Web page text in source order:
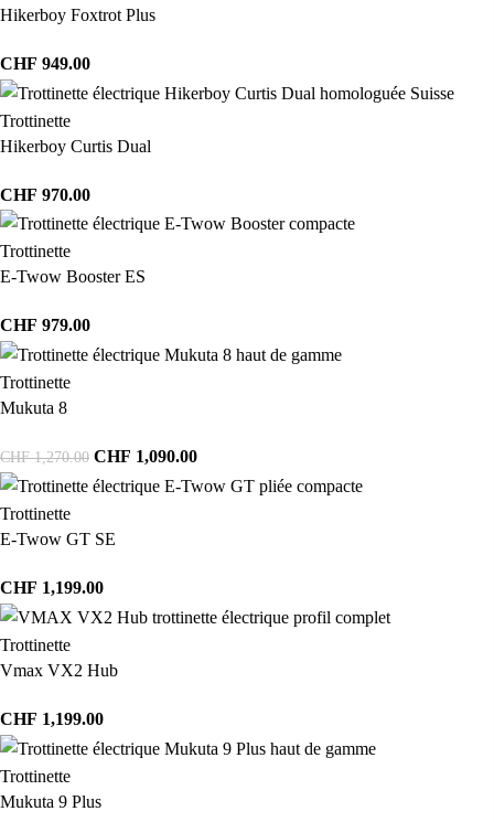
Hikerboy Foxtrot Plus
CHF 949.00
Trottinette
Hikerboy Curtis Dual
CHF 970.00
Trottinette
E-Twow Booster ES
CHF 979.00
Trottinette
Mukuta 8
CHF1,270.00 CHF 1,090.00
Trottinette
E-Twow GT SE
CHF 1,199.00
Trottinette
Vmax VX2 Hub
CHF 1,199.00
Trottinette
Mukuta 9 Plus